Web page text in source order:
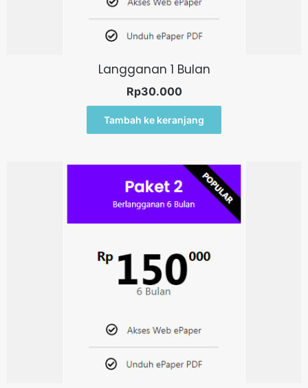
Langganan 1 Bulan
Rp30.000
Tambah ke keranjang